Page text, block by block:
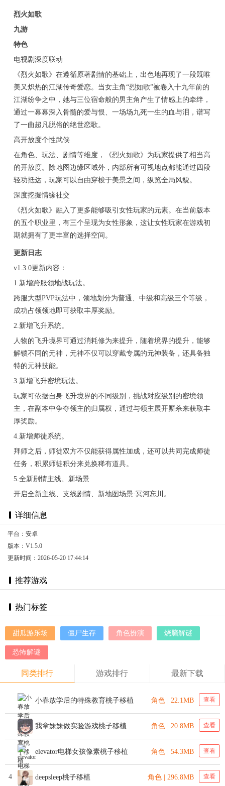
烈火如歌
九游
特色
电视剧深度联动
《烈火如歌》在遵循原著剧情的基础上，出色地再现了一段既唯
美又炽热的江湖传奇爱恋。当女主角“烈如歌”被卷入十九年前的
江湖纷争之中，她与三位宿命般的男主角产生了情感上的牵绊，
通过一幕幕深入骨髓的爱与恨、一场场九死一生的血与泪，谱写
了一曲超凡脱俗的绝世恋歌。
高开放度个性武侠
在角色、玩法、剧情等维度，《烈火如歌》为玩家提供了相当高
的开放度。除地图边缘区域外，内部所有可视地点都能通过四段
轻功抵达，玩家可以自由穿梭于美景之间，纵览全局风貌。
深度挖掘情缘社交
《烈火如歌》融入了更多能够吸引女性玩家的元素。在当前版本
的五个职业里，有三个呈现为女性形象，这让女性玩家在游戏初
期就拥有了更丰富的选择空间。
更新日志
v1.3.0更新内容：
1.新增跨服领地战玩法。
跨服大型PVP玩法中，领地划分为普通、中级和高级三个等级，
成功占领领地即可获取丰厚奖励。
2.新增飞升系统。
人物的飞升境界可通过消耗修为来提升，随着境界的提升，能够
解锁不同的元神，元神不仅可以穿戴专属的元神装备，还具备独
特的元神技能。
3.新增飞升密境玩法。
玩家可依据自身飞升境界的不同级别，挑战对应级别的密境领
主，在副本中争夺领主的归属权，通过与领主展开厮杀来获取丰
厚奖励。
4.新增师徒系统。
拜师之后，师徒双方不仅能获得属性加成，还可以共同完成师徒
任务，积累师徒积分来兑换稀有道具。
5.全新剧情主线、新场景
开启全新主线、支线剧情、新地图场景·冥河忘川。
详细信息
平台：安卓
版本：V1.5.0
更新时间：2026-05-20 17:44:14
推荐游戏
热门标签
甜瓜游乐场 僵尸生存 角色扮演 烧脑解谜
恐怖解谜
同类排行 游戏排行 最新下载
小春放学后的特殊教育桃子移植 角色 | 22.1MB 查看
我拿妹妹做实验游戏桃子移植 角色 | 20.8MB 查看
elevator电梯女孩像素桃子移植 角色 | 54.3MB 查看
4 deepsleep桃子移植 角色 | 296.8MB 查看